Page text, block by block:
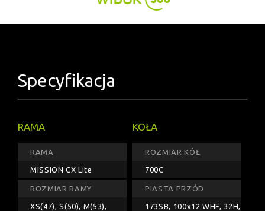
Specyfikacja
RAMA
RAMA
MISSION CX Lite
ROZMIAR RAMY
XS(47), S(50), M(53),
KOŁA
ROZMIAR KÓŁ
700C
PIASTA PRZÓD
173SB, 100x12 WHF, 32H,